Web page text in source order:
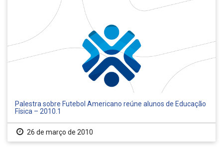
Palestra sobre Futebol Americano reúne alunos de Educação
Física – 2010.1
26 de março de 2010